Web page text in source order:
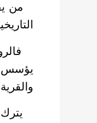
من
يؤسس
يترك